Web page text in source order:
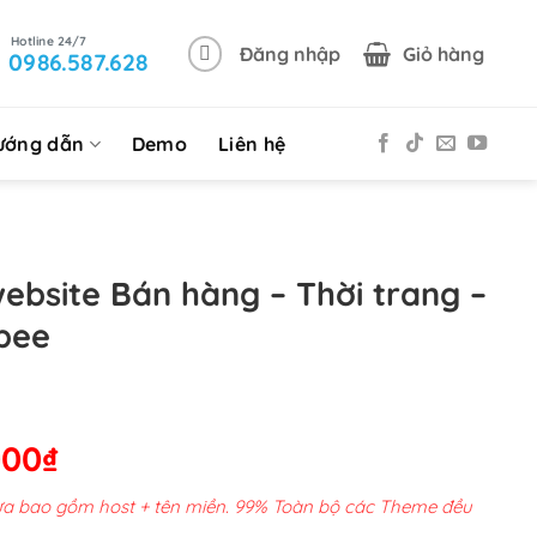
0986.587.628 Đăng nhập Giỏ hàng
dẫn Demo Liên hệ
Bán hàng – Thời trang –
₫Giá
hiện
tại
bao gồm host + tên miền. 99% Toàn bộ các Theme đều